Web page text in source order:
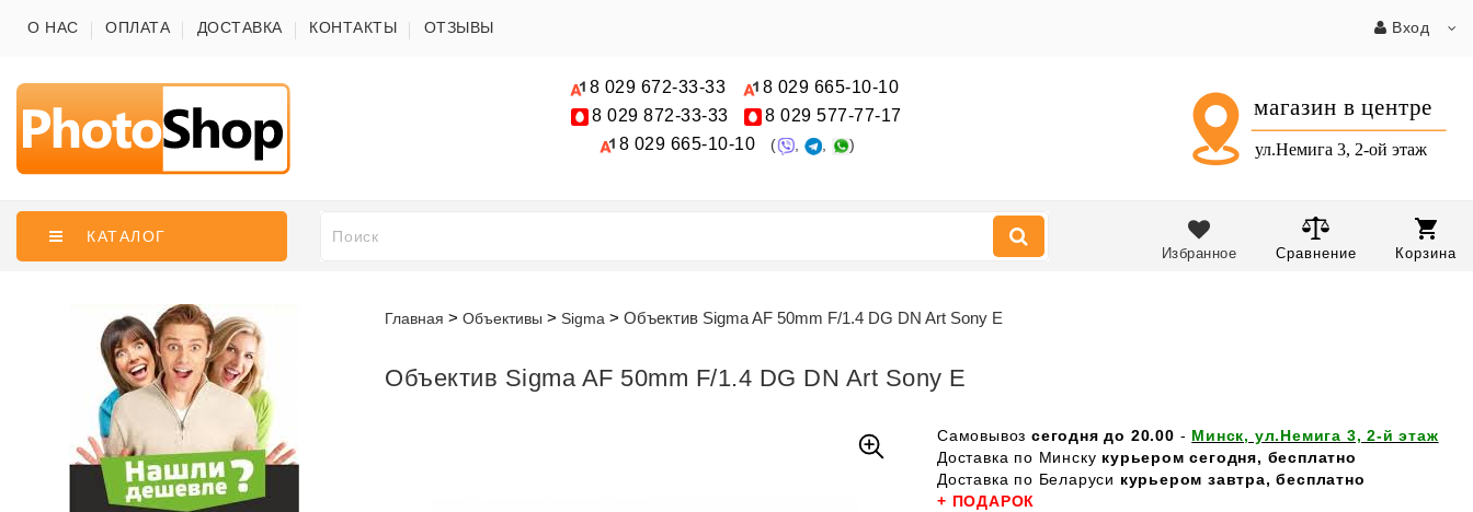
О НАС ОПЛАТА ДОСТАВКА КОНТАКТЫ ОТЗЫВЫ Вход
8 029 672-33-33 8 029 665-10-10
8 029 872-33-33 8 029 577-77-17
8 029 665-10-10 ( , , )
КАТАЛОГ
Корзина
Сравнение
Избранное
Главная Объективы Sigma Объектив Sigma AF 50mm F/1.4 DG DN Art Sony E
Объектив Sigma AF 50mm F/1.4 DG DN Art Sony E
Самовывоз сегодня до 20.00 - Минск, ул.Немига 3, 2-й этаж
Доставка по Минску курьером сегодня, бесплатно
Доставка по Беларуси курьером завтра, бесплатно
+ ПОДАРОК